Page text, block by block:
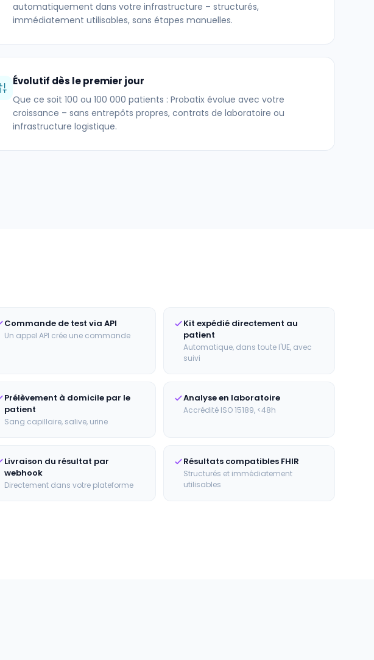
automatiquement dans votre infrastructure – structurés,
immédiatement utilisables, sans étapes manuelles.
Évolutif dès le premier jour
Que ce soit 100 ou 100 000 patients : Probatix évolue avec votre
croissance – sans entrepôts propres, contrats de laboratoire ou
infrastructure logistique.
Commande de test via API
Un appel API crée une commande
Kit expédié directement au
patient
Automatique, dans toute l'UE, avec
suivi
Prélèvement à domicile par le
patient
Sang capillaire, salive, urine
Analyse en laboratoire
Accrédité ISO 15189, <48h
Livraison du résultat par
webhook
Directement dans votre plateforme
Résultats compatibles FHIR
Structurés et immédiatement
utilisables